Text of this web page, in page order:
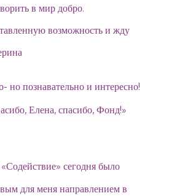
в мир добро.
возможность и жду
но познавательно и интересно!
Елена, спасибо, Фонд!»
сегодня было
для меня направлением в